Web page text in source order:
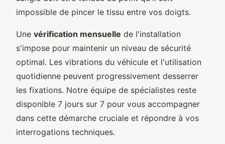
impossible de pincer le tissu entre vos doigts.
Une vérification mensuelle de l'installation
s'impose pour maintenir un niveau de sécurité
optimal. Les vibrations du véhicule et l'utilisation
quotidienne peuvent progressivement desserrer
les fixations. Notre équipe de spécialistes reste
disponible 7 jours sur 7 pour vous accompagner
dans cette démarche cruciale et répondre à vos
interrogations techniques.